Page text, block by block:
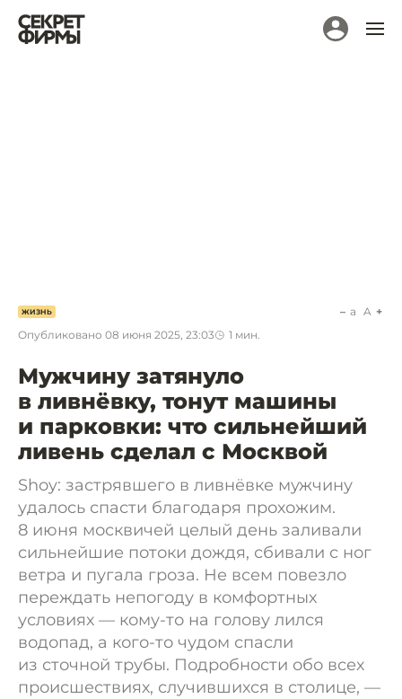
ЖИЗНЬ
Опубликовано 08 июня 2025, 23:03 1 мин.
a A
Мужчину затянуло
в ливнёвку, тонут машины
и парковки: что сильнейший
ливень сделал с Москвой
Shoy: застрявшего в ливнёвке мужчину
удалось спасти благодаря прохожим.
8 июня москвичей целый день заливали
сильнейшие потоки дождя, сбивали с ног
ветра и пугала гроза. Не всем повезло
переждать непогоду в комфортных
условиях — кому-то на голову лился
водопад, а кого-то чудом спасли
из сточной трубы. Подробности обо всех
происшествиях, случившихся в столице, —